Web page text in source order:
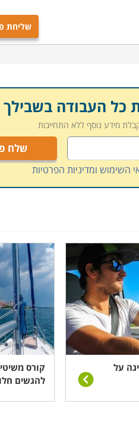
שליחת
כל העבודה בשבילך
מידע נוסף ללא התחייבות
שלח
השימוש ומדיניות הפרטיות
על
קורס
להגשים